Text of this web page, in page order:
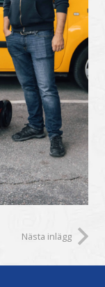
Nästa inlägg